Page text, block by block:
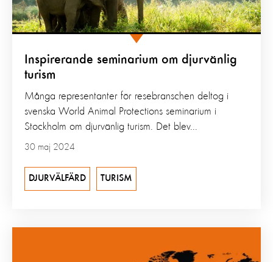
Inspirerande seminarium om djurvänlig
turism
30 maj 2024
Många representanter för resebranschen deltog i
svenska World Animal Protections seminarium i
Stockholm om djurvänlig turism. Det blev...
DJURVÄLFÄRD TURISM